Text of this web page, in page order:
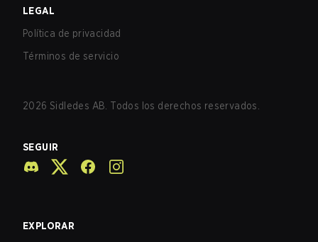
LEGAL
Política de privacidad
Términos de servicio
2026 Sidledes AB. Todos los derechos reservados.
SEGUIR
EXPLORAR